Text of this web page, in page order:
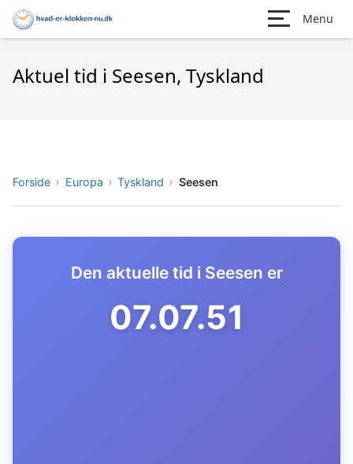
Menu
Aktuel tid i Seesen, Tyskland
Forside Europa Tyskland Seesen
Den aktuelle tid i Seesen er
07.07.52